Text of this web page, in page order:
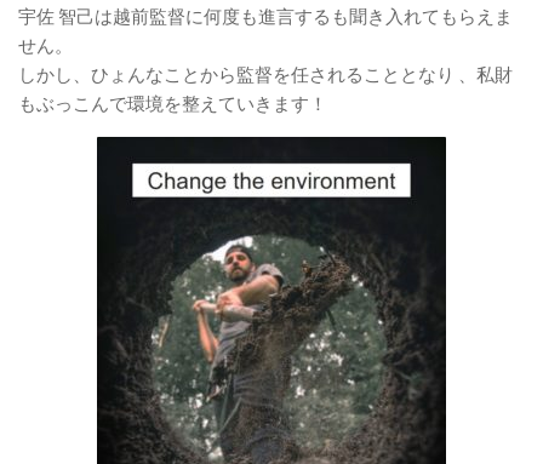
宇佐 智己は越前監督に何度も進言するも聞き入れてもらえま
せん。
しかし、ひょんなことから監督を任されることとなり 、私財
もぶっこんで環境を整えていきます！